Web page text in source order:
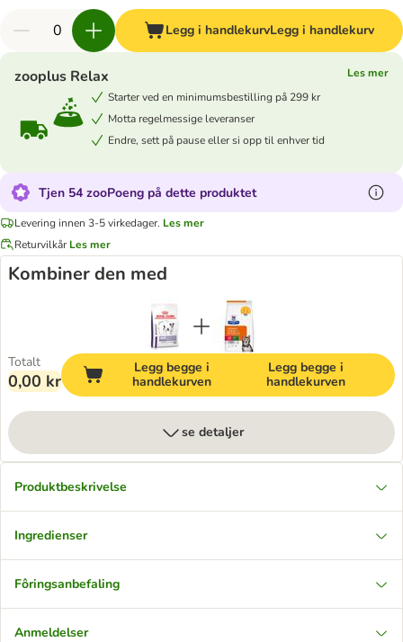
Legg i handlekurvLegg i handlekurv
zooplus Relax
Les mer
Starter ved en minimumsbestilling på 299 kr
Motta regelmessige leveranser
Endre, sett på pause eller si opp til enhver tid
Tjen 54 zooPoeng på dette produktet
Levering innen 3-5 virkedager. Les mer
Returvilkår Les mer
Kombiner den med
Totalt
0,00 kr
Legg begge i
handlekurven
Legg begge i
handlekurven
se detaljer
Produktbeskrivelse
Ingredienser
Fôringsanbefaling
Anmeldelser